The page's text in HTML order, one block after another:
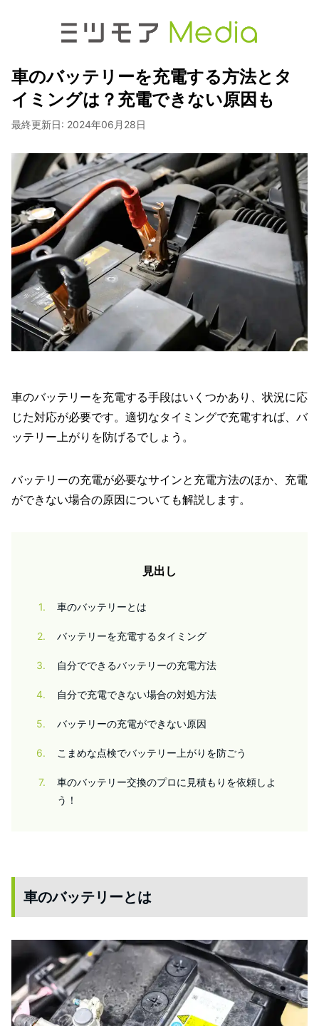
車のバッテリーを充電する方法とタ
イミングは？充電できない原因も
最終更新日: 2024年06月28日
車のバッテリーを充電する手段はいくつかあり、状況に応
じた対応が必要です。適切なタイミングで充電すれば、バ
ッテリー上がりを防げるでしょう。
バッテリーの充電が必要なサインと充電方法のほか、充電
ができない場合の原因についても解説します。
見出し
1 車のバッテリーとは
2 バッテリーを充電するタイミング
3 自分でできるバッテリーの充電方法
4 自分で充電できない場合の対処方法
5 バッテリーの充電ができない原因
6 こまめな点検でバッテリー上がりを防ごう
7
車のバッテリー交換のプロに見積もりを依頼しよ
う！
車のバッテリーとは